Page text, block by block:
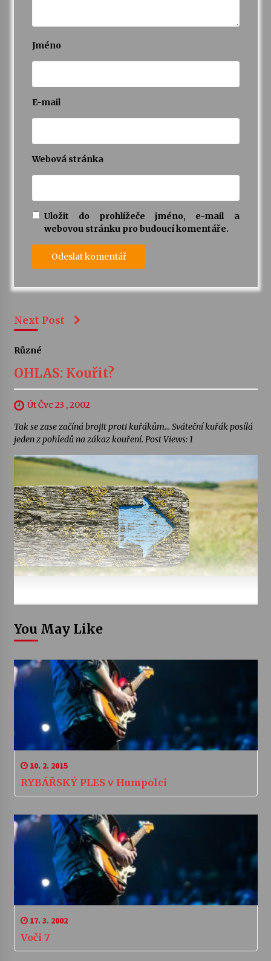
Jméno
E-mail
Webová stránka
Uložit do prohlížeče jméno, e-mail a
webovou stránku pro budoucí komentáře.
Next Post
Různé
OHLAS: Kouřit?
Út Čvc 23 , 2002
Tak se zase začíná brojit proti kuřákům… Sváteční kuřák posílá
jeden z pohledů na zákaz kouření. Post Views: 1
You May Like
10. 2. 2015
RYBÁŘSKÝ PLES v Humpolci
17. 3. 2002
Voči 7